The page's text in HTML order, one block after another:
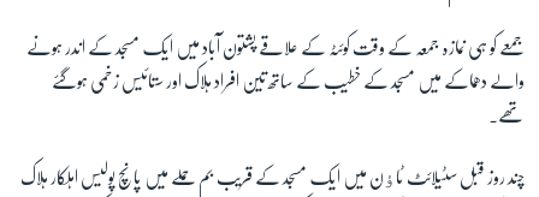
جمعے کو ہی نمازہ جمعہ کے وقت کوئٹہ کے علاقے پشتون آباد میں ایک مسجد کے اندر ہونے
والے دھماکے میں مسجد کے خطیب کے ساتھ تین افراد ہلاک اور ستائیس زخمی ہوگئے
تھے۔
چند روز قبل سٹیلائٹ ٹاﺅن میں ایک مسجد کے قریب بم حملے میں پانچ پولیس اہلکار ہلاک